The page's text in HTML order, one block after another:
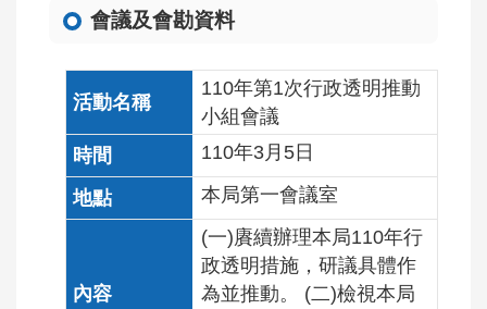
會議及會勘資料
110年第1次行政透明推動
小組會議
110年3月5日
本局第一會議室
(一)賡續辦理本局110年行
政透明措施，研議具體作
為並推動。 (二)檢視本局